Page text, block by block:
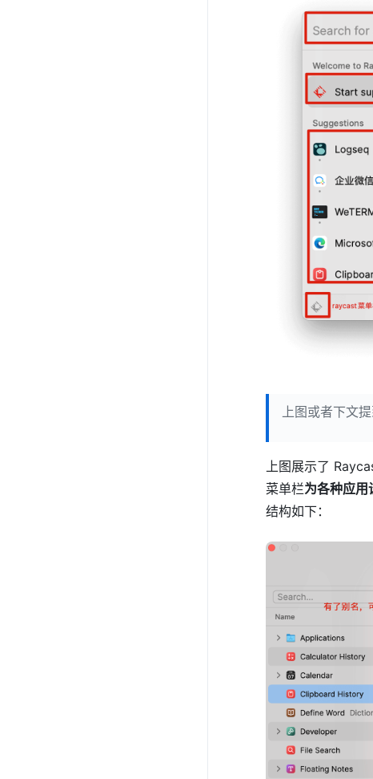
上图或者下文
上图展示了
菜单栏为各种应用
结构如下：